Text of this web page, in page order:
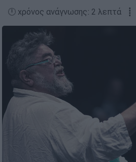
🕛 χρόνος ανάγνωσης: 2 λεπτά ┋